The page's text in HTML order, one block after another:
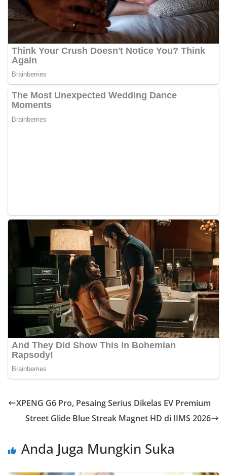
XPENG G6 Pro, Pesaing Serius Dikelas EV Premium
Street Glide Blue Streak Magnet HD di IIMS 2026
Anda Juga Mungkin Suka